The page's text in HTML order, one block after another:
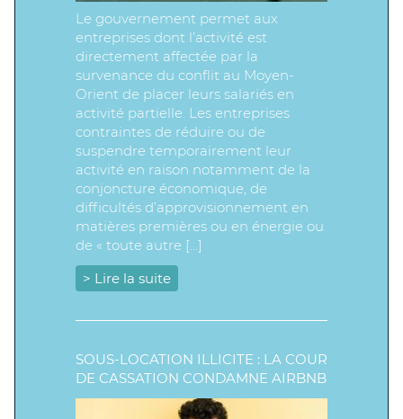
Le gouvernement permet aux
entreprises dont l’activité est
directement affectée par la
survenance du conflit au Moyen-
Orient de placer leurs salariés en
activité partielle. Les entreprises
contraintes de réduire ou de
suspendre temporairement leur
activité en raison notamment de la
conjoncture économique, de
difficultés d’approvisionnement en
matières premières ou en énergie ou
de « toute autre […]
> Lire la suite
SOUS-LOCATION ILLICITE : LA COUR
DE CASSATION CONDAMNE AIRBNB